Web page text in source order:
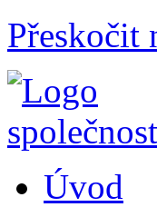
Přeskočit
Úvod